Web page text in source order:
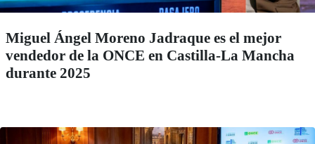
Miguel Ángel Moreno Jadraque es el mejor
vendedor de la ONCE en Castilla-La Mancha
durante 2025